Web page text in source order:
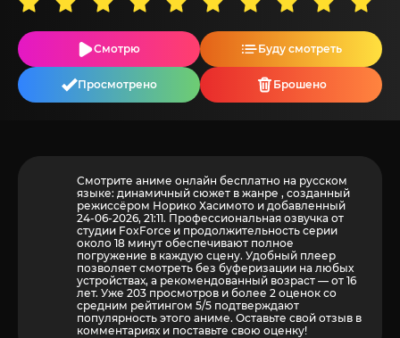
Смотрю Буду смотреть
Просмотрено Брошено
Смотрите аниме онлайн бесплатно на русском
языке: динамичный сюжет в жанре , созданный
режиссёром Норико Хасимото и добавленный
24-06-2026, 21:11. Профессиональная озвучка от
студии FoxForce и продолжительность серии
около 18 минут обеспечивают полное
погружение в каждую сцену. Удобный плеер
позволяет смотреть без буферизации на любых
устройствах, а рекомендованный возраст — от 16
лет. Уже 203 просмотров и более 2 оценок со
средним рейтингом 5/5 подтверждают
популярность этого аниме. Оставьте свой отзыв в
комментариях и поставьте свою оценку!